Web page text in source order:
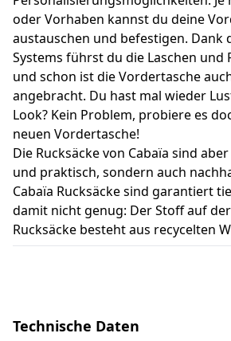
oder Vorhaben kannst du deine
austauschen und befestigen. Dank
Systems führst du die Laschen und
und schon ist die Vordertasche
angebracht. Du hast mal wieder
Look? Kein Problem, probiere es
neuen Vordertasche!
Die Rucksäcke von Cabaïa sind
und praktisch, sondern auch
Cabaïa Rucksäcke sind garantiert
damit nicht genug: Der Stoff auf
Rucksäcke besteht aus recycelten
Technische Daten